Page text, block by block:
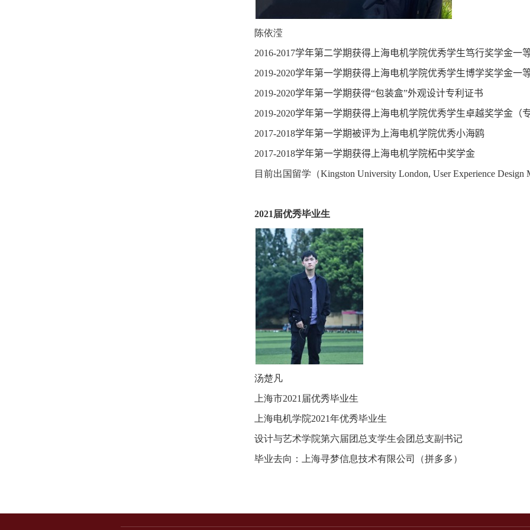
陈依滢
2016-2017学年第二学期获得上海电机学院优秀学生笃行奖学金一
2019-2020学年第一学期获得上海电机学院优秀学生博学奖学金一
2019-2020学年第一学期获得“包装盒”外观设计专利证书
2019-2020学年第一学期获得上海电机学院优秀学生卓越奖学金 （
2017-2018学年第一学期被评为上海电机学院优秀小海鸥
2017-2018学年第一学期获得上海电机学院柘中奖学金
目前出国留学（Kingston University London, User Experience Design
2021 届优秀毕业生
汤楚凡
上海市2021 届优秀毕业生
上海电机学院2021年优秀毕业生
设计与艺术学院第六届团总支学生会团总支副书记
毕业去向：上海寻梦信息技术有限公司（拼多多）